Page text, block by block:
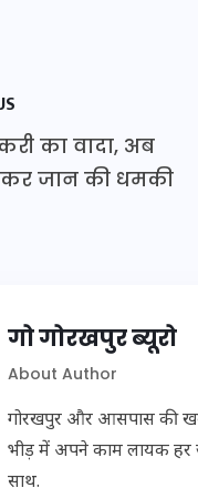
का वादा, अब
जान की धमकी
गो गोरखपुर ब्यूरो
About Author
गोरखपुर और आसपास की
भीड़ में अपने काम लायक हर
साथ.
राशिफल:
आपके सितारे (25
अगस्त)